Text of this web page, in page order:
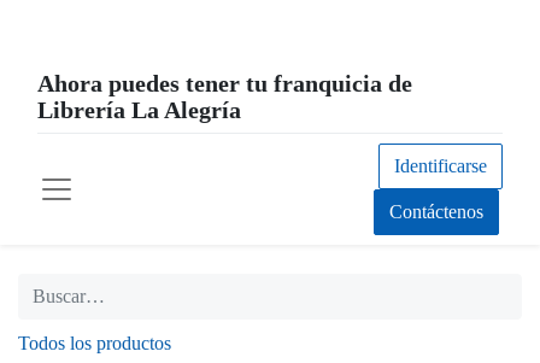
Ahora puedes tener tu franquicia de
Librería La Alegría
Identificarse
Contáctenos
Todos los productos